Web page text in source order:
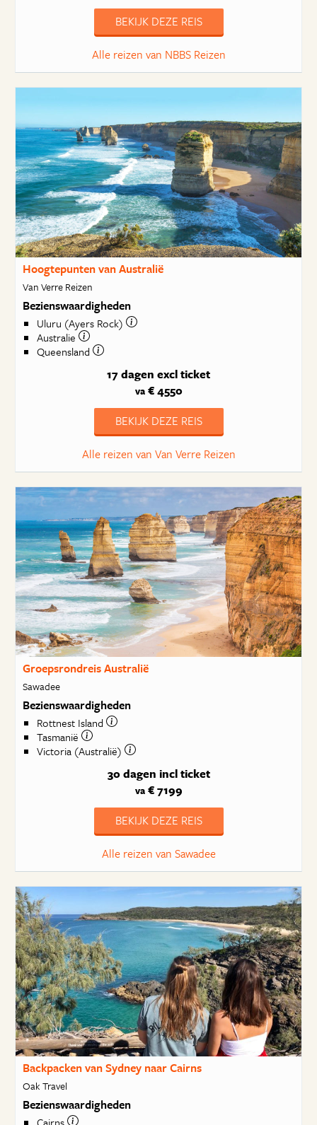
BEKIJK DEZE REIS
Alle reizen van NBBS Reizen
Hoogtepunten van Australië
Van Verre Reizen
Bezienswaardigheden
Uluru (Ayers Rock)
Australie
Queensland
17 dagen excl ticket
va€ 4550
BEKIJK DEZE REIS
Alle reizen van Van Verre Reizen
Groepsrondreis Australië
Sawadee
Bezienswaardigheden
Rottnest Island
Tasmanië
Victoria (Australië)
30 dagen incl ticket
va€ 7199
BEKIJK DEZE REIS
Alle reizen van Sawadee
Backpacken van Sydney naar Cairns
Oak Travel
Bezienswaardigheden